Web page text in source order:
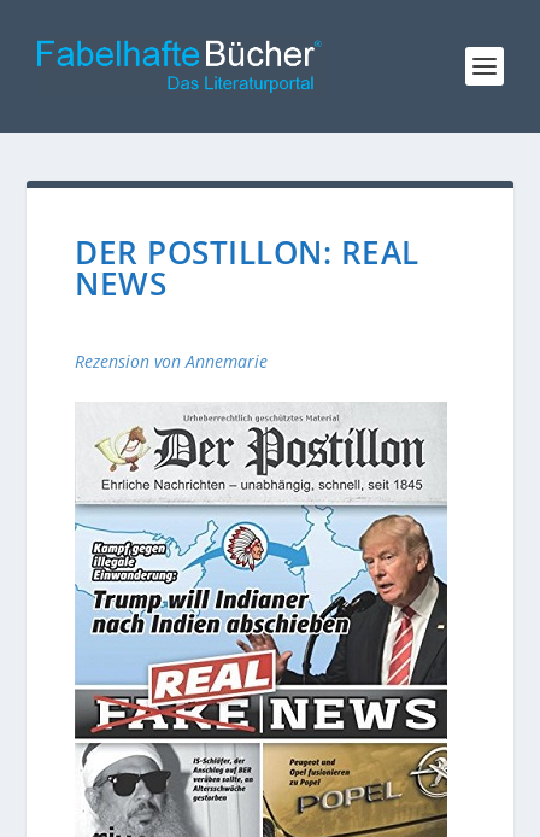
DER POSTILLON: REAL
NEWS
Rezension von Annemarie